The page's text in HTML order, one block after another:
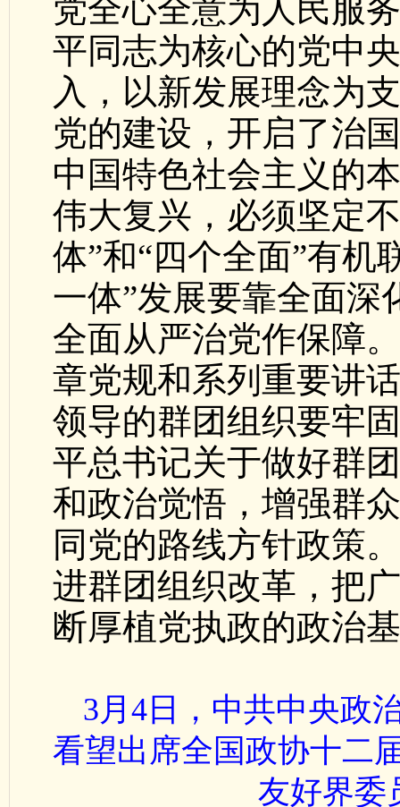
党全心全意为人民服
平同志为核心的党中
入，以新发展理念为
党的建设，开启了治
中国特色社会主义的
伟大复兴，必须坚定
体”和“四个全面”有机
一体”发展要靠全面深
全面从严治党作保障
章党规和系列重要讲
领导的群团组织要牢
平总书记关于做好群
和政治觉悟，增强群
同党的路线方针政策
进群团组织改革，把
断厚植党执政的政治
3月4日，中共中央政
看望出席全国政协十二
友好界委